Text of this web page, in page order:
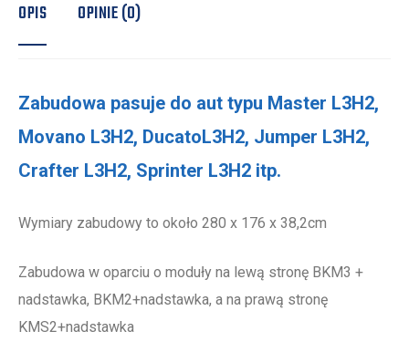
OPIS OPINIE (0)
Zabudowa pasuje do aut typu Master L3H2,
Movano L3H2, DucatoL3H2, Jumper L3H2,
Crafter L3H2, Sprinter L3H2 itp.
Wymiary zabudowy to około 280 x 176 x 38,2cm
Zabudowa w oparciu o moduły na lewą stronę BKM3 +
nadstawka, BKM2+nadstawka, a na prawą stronę
KMS2+nadstawka